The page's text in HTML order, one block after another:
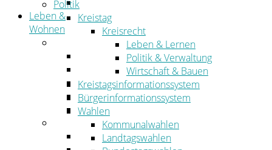
Leben &
Wohnen
Migration
Schulen, Bildung, Sport und Kultur
Soziales
Gesundheit
Jugend, Familie und Senioren
Bauen und Planen
Politik
Kreistag
Kreisrecht
Leben & Lernen
Politik & Verwaltung
Wirtschaft & Bauen
Kreistagsinformationssystem
Bürgerinformationssystem
Wahlen
Kommunalwahlen
Landtagswahlen